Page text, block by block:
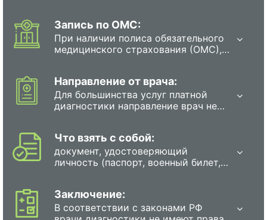
Запись по ОМС:
При наличии полиса обязательного
медицинского страхования (ОМС),
бесплатно. Для этого необходимо
записаться на диагностику в
государственную поликлинику или
поликлиники, с помощью
специального терминала,
который находится в поликлиники,
запись через сайт Госуслуги.
Направление от врача:
Для большинства услуг платной
диагностики направление врач не
направления врача. Запись на
рентген, КТ и эндоскопию детям
осуществляют только при наличии
Что взять с собой:
документ, удостоверяющий
личность (паспорт, военный билет,
несовершеннолетние дети (до 18
лет) должны прийти на
Заключение:
В соответствии с законами РФ